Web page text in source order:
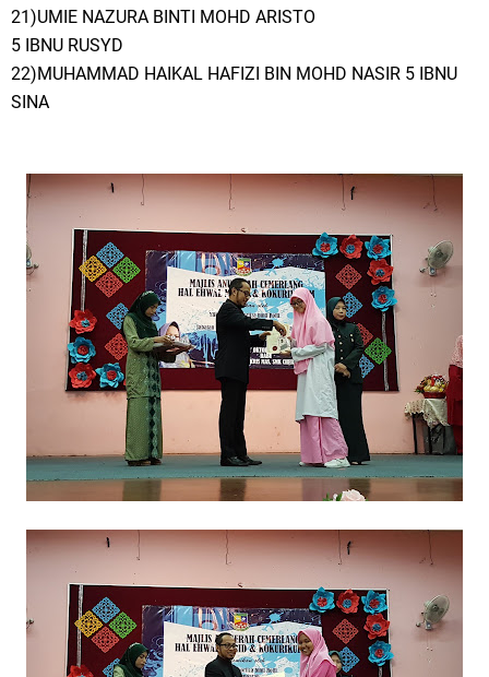
21)UMIE NAZURA BINTI MOHD ARISTO
5 IBNU RUSYD
22)MUHAMMAD HAIKAL HAFIZI BIN MOHD NASIR 5 IBNU
SINA